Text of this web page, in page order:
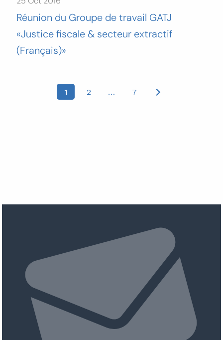
Réunion du Groupe de travail GATJ
«Justice fiscale & secteur extractif
(Français)»
Posts 1 2 … 7